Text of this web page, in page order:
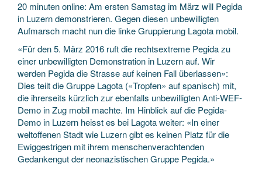
20 minuten online: Am ersten Samstag im März will Pegida
in Luzern demonstrieren. Gegen diesen unbewilligten
Aufmarsch macht nun die linke Gruppierung Lagota mobil.
«Für den 5. März 2016 ruft die rechtsextreme Pegida zu
einer unbewilligten Demonstration in Luzern auf. Wir
werden Pegida die Strasse auf keinen Fall überlassen»:
Dies teilt die Gruppe Lagota («Tropfen» auf spanisch) mit,
die ihrerseits kürzlich zur ebenfalls unbewilligten Anti-WEF-
Demo in Zug mobil machte. Im Hinblick auf die Pegida-
Demo in Luzern heisst es bei Lagota weiter: «In einer
weltoffenen Stadt wie Luzern gibt es keinen Platz für die
Ewiggestrigen mit ihrem menschenverachtenden
Gedankengut der neonazistischen Gruppe Pegida.»